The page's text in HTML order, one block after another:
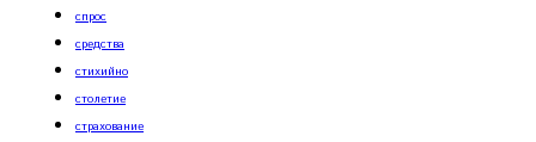
спрос
средства
стихийно
столетие
страхование